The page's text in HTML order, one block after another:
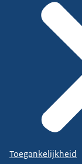
Toegankelijkheid